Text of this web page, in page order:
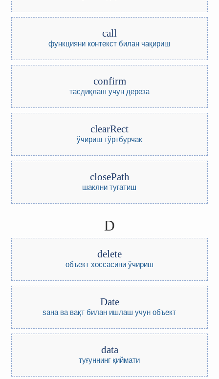
call
функцияни контекст билан чақириш
confirm
тасдиқлаш учун дерезa
clearRect
ўчириш тўртбурчак
closePath
шаклни тугатиш
D
delete
объект хоссасини ўчириш
Date
sана ва вақт билан ишлаш учун объект
data
туғуннинг қиймати